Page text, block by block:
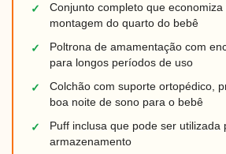
✓
Conjunto completo que economiza
montagem do quarto do bebê
✓
Poltrona de amamentação com
para longos períodos de uso
✓
Colchão com suporte ortopédico,
boa noite de sono para o bebê
✓
Puff inclusa que pode ser utilizada
armazenamento